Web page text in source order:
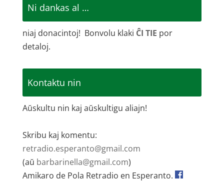
Ni dankas al …
niaj donacintoj! Bonvolu klaki ĈI TIE por
detaloj.
Kontaktu nin
Aŭskultu nin kaj aŭskultigu aliajn!
Skribu kaj komentu:
retradio.esperanto@gmail.com
(aŭ barbarinella@gmail.com)
Amikaro de Pola Retradio en Esperanto.